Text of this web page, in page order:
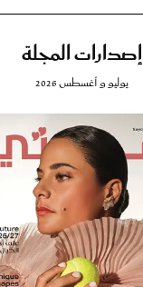
إصدارات المجلة
يوليو و أغسطس 2026